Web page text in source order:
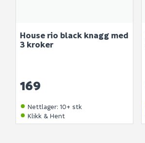
House rio black knagg med
3 kroker
169
Nettlager: 10+ stk
Klikk & Hent